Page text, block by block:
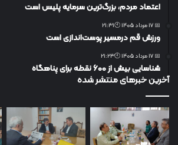
اعتماد مردم، بزرگ‌ترین سرمایه پلیس است
📅 17 مرداد 1405 🕙21:31
ورزش قم درمسیر پوست‌اندازی است
📅 17 مرداد 1405 🕙21:23
شناسایی بیش از ۶۰۰ نقطه برای پناهگاه
آخرین خبرهای منتشر شده